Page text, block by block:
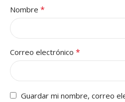
Nombre *
Correo electrónico *
Guardar mi nombre, correo